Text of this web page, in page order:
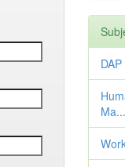
DAP
Ma...